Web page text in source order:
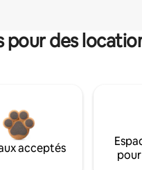
pour des
acceptés